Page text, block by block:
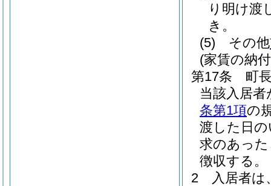
り明け渡
き。
(5)
その他
(家賃の納
第17条
町
当該入居
条第1項の
渡した日
求のあっ
徴収する。
2
入居者は